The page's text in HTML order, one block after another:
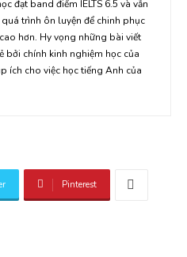
đạt band điểm IELTS 6.5 và vẫn
trình ôn luyện để chinh phục
hơn. Hy vọng những bài viết
bởi chính kinh nghiệm học của
ích cho việc học tiếng Anh của
Pinterest